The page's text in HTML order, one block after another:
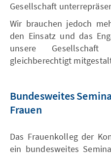
Gesellschaft
Wir brauchen jedoch
den Einsatz und das
unsere
gleichberechtigt
Bundesweites
Frauen
Das Frauenkolleg der
ein bundesweites